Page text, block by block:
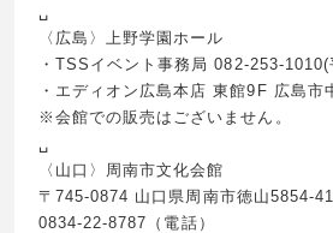
␣
〈広島〉上野学園ホール
・TSSイベント事務局 082-253-
・エディオン広島本店 東館9F 広島市
※会館での販売はございません。
␣
〈山口〉周南市文化会館
〒745-0874 山口県周南市徳山5854-41
0834-22-8787（電話）